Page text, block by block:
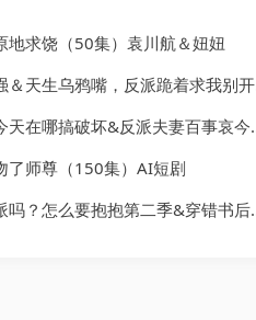
地求饶（50集）袁川航＆妞妞
嘴，反派跪着求我别开口（60集）梁婧娴＆洪森
反派夫妻百事哀今天在哪搞破坏（62集）马烁棋＆杨珊子
了师尊（150集）AI短剧
二季&穿错书后不是反派吗怎么要抱抱第二季（66集）AI短剧